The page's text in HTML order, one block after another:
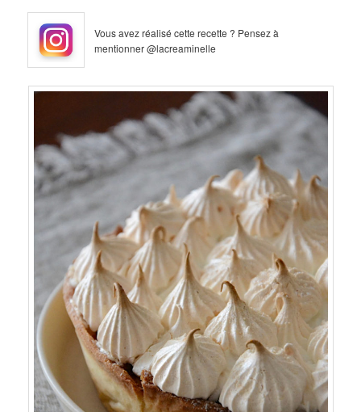
Vous avez réalisé cette recette ? Pensez à
mentionner @lacreaminelle